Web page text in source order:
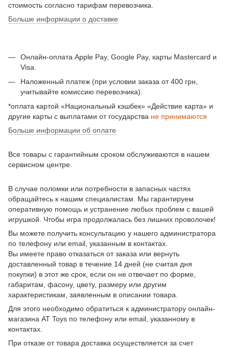
стоимость согласно тарифам перевозчика.
Больше информации о доставке
Онлайн-оплата Apple Pay, Google Pay, карты Mastercard и
Visa.
Наложенный платеж (при условии заказа от 400 грн,
учитывайте комиссию перевозчика).
*оплата картой «Национальный кэшбек» «Действие карта» и
другие карты с выплатами от государства не принимаются
Больше информации об оплате
Все товары с гарантийным сроком обслуживаются в нашем
сервисном центре.
В случае поломки или потребности в запасных частях
обращайтесь к нашим специалистам. Мы гарантируем
оперативную помощь и устранение любых проблем с вашей
игрушкой. Чтобы игра продолжалась без лишних проволочек!
Вы можете получить консультацию у нашего администратора
по телефону или email, указанным в контактах.
Вы имеете право отказаться от заказа или вернуть
доставленный товар в течение 14 дней (не считая дня
покупки) в этот же срок, если он не отвечает по форме,
габаритам, фасону, цвету, размеру или другим
характеристикам, заявленным в описании товара.
Для этого необходимо обратиться к администратору онлайн-
магазина AT Toys по телефону или email, указанному в
контактах.
При отказе от товара доставка осуществляется за счет